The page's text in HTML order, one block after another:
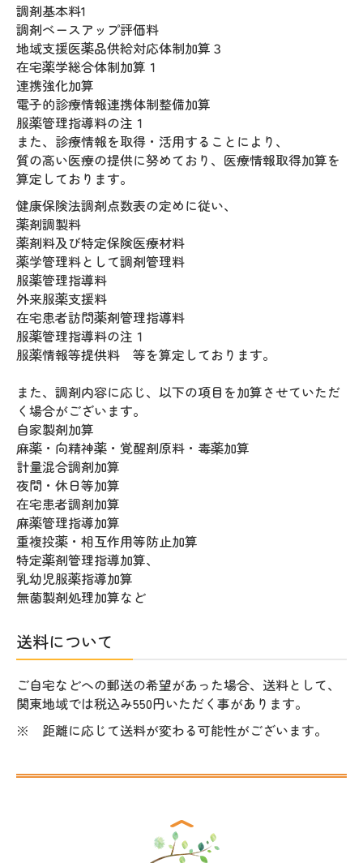
調剤基本料1
調剤ベースアップ評価料
地域支援医薬品供給対応体制加算３
在宅薬学総合体制加算１
連携強化加算
電子的診療情報連携体制整備加算
服薬管理指導料の注１
また、診療情報を取得・活用することにより、
質の高い医療の提供に努めており、医療情報取得加算を
算定しております。
健康保険法調剤点数表の定めに従い、
薬剤調製料
薬剤料及び特定保険医療材料
薬学管理料として調剤管理料
服薬管理指導料
外来服薬支援料
在宅患者訪問薬剤管理指導料
服薬管理指導料の注１
服薬情報等提供料 等を算定しております。
また、調剤内容に応じ、以下の項目を加算させていただ
く場合がございます。
自家製剤加算
麻薬・向精神薬・覚醒剤原料・毒薬加算
計量混合調剤加算
夜間・休日等加算
在宅患者調剤加算
麻薬管理指導加算
重複投薬・相互作用等防止加算
特定薬剤管理指導加算、
乳幼児服薬指導加算
無菌製剤処理加算など
送料について
ご自宅などへの郵送の希望があった場合、 送料として、
関東地域では税込み550円いただく事があります。
※ 距離に応じて送料が変わる可能性がございます。